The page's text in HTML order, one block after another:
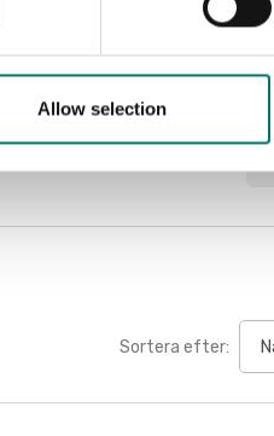
Allow selection
Sortera efter: